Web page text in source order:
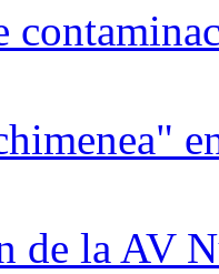
la AV